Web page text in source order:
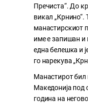
Пречиста“. До
викал „Крнино“.
манастирскиот
име е запишан и
една белешка и
го нарекува
Манастирот бил
Македонија под
година на